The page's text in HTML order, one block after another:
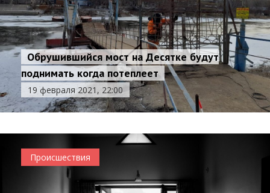
Обрушившийся мост на Десятке будут
поднимать когда потеплеет
19 февраля 2021, 22:00
Происшествия